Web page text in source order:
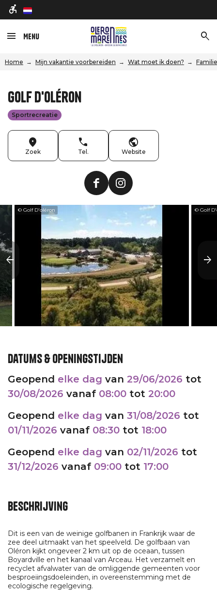
nl
Menu
Home Mijn vakantie voorbereiden Wat moet ik doen?
Golf d'Oléron
Sportrecreatie
Zoek Tel. Website
© Golf D'oléron © Golf
Datums & openingstijden
Geopend elke dag van 29/06/2026 tot
30/08/2026 vanaf 08:00 tot 20:00
Geopend elke dag van 31/08/2026 tot
01/11/2026 vanaf 08:30 tot 18:00
Geopend elke dag van 02/11/2026 tot
31/12/2026 vanaf 09:00 tot 17:00
Beschrijving
Dit is een van de weinige golfbanen in Frankrijk waar de
zee deel uitmaakt van het speelveld. De golfbaan van
Oléron kijkt ongeveer 2 km uit op de oceaan, tussen
Boyardville en het kanaal van Arceau. Het verzamelt en
recyclet afvalwater van de omliggende gemeenten voor
besproeiingsdoeleinden, in overeenstemming met de
ecologische regelgeving.